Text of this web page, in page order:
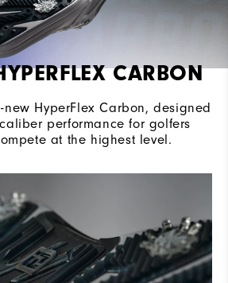
CARBON
HyperFlex Carbon, designed
performance for golfers
at the highest level.